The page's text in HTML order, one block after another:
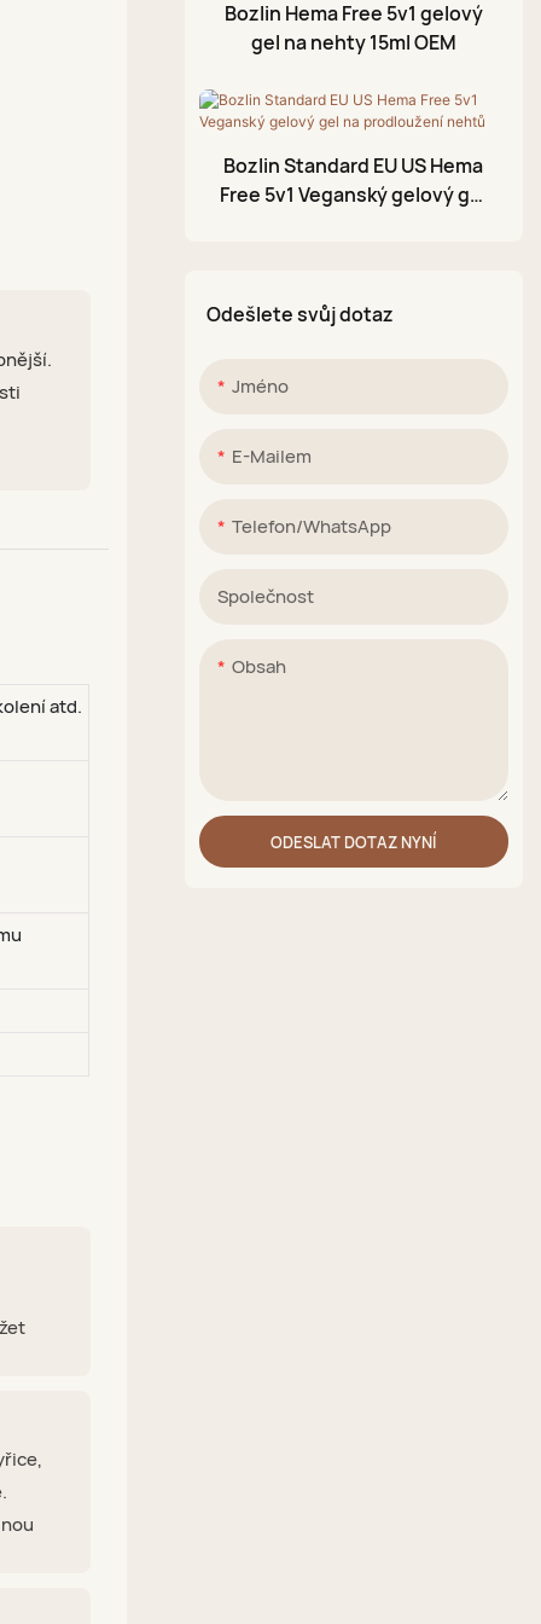
atd.
kůžičku
3D modelovací gel
Praskací gelový lak
Akrylové pero
Bozlin Hema Free 5v1 gelový
gel na nehty 15ml OEM
Bozlin Standard EU US Hema
Free 5v1 Veganský gelový gel
Odešlete svůj dotaz
Jméno
E-Mailem
Telefon/WhatsApp
Společnost
Obsah
ODESLAT DOTAZ NYNÍ